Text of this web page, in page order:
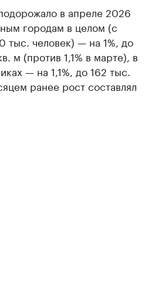
в апреле 2026
городам в целом (с
тыс. человек) — на 1%, до
м (против 1,1% в марте), в
— на 1,1%, до 162 тыс.
ранее рост составлял